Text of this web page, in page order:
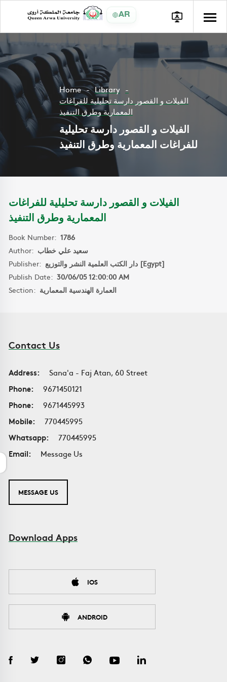
AR
Home
Library
الفيلات و القصور دارسة تحليلية للفراغات
المعمارية وطرق التنفيذ
الفيلات و القصور دارسة تحليلية
للفراغات المعمارية وطرق التنفيذ
الفيلات و القصور دارسة تحليلية للفراغات
المعمارية وطرق التنفيذ
Book Number: 1786
Author: سعيد علي خطاب
Publisher:
دار الكتب العلمية النشر والتوزيع [Egypt]
Publish Date: 30/06/05 12:00:00 AM
Section: العمارة الهندسية المعمارية
Contact Us
Address:
Sana'a - Faj Atan, 60 Street
Phone:
9671450121
Phone:
9671445993
Mobile:
770445995
Whatsapp:
770445995
Email:
Message Us
MESSAGE US
Download Apps
IOS
ANDROID